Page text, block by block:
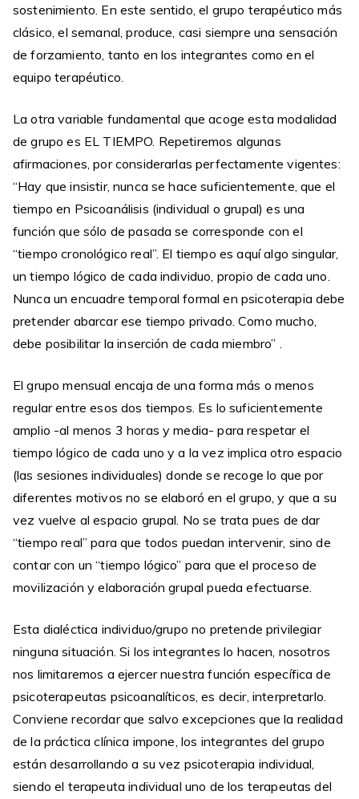
sostenimiento. En este sentido, el grupo terapéutico más
clásico, el semanal, produce, casi siempre una sensación
de forzamiento, tanto en los integrantes como en el
equipo terapéutico.
La otra variable fundamental que acoge esta modalidad
de grupo es EL TIEMPO. Repetiremos algunas
afirmaciones, por considerarlas perfectamente vigentes:
“Hay que insistir, nunca se hace suficientemente, que el
tiempo en Psicoanálisis (individual o grupal) es una
función que sólo de pasada se corresponde con el
“tiempo cronológico real”. El tiempo es aquí algo singular,
un tiempo lógico de cada individuo, propio de cada uno.
Nunca un encuadre temporal formal en psicoterapia debe
pretender abarcar ese tiempo privado. Como mucho,
debe posibilitar la inserción de cada miembro” .
El grupo mensual encaja de una forma más o menos
regular entre esos dos tiempos. Es lo suficientemente
amplio -al menos 3 horas y media- para respetar el
tiempo lógico de cada uno y a la vez implica otro espacio
(las sesiones individuales) donde se recoge lo que por
diferentes motivos no se elaboró en el grupo, y que a su
vez vuelve al espacio grupal. No se trata pues de dar
“tiempo real” para que todos puedan intervenir, sino de
contar con un “tiempo lógico” para que el proceso de
movilización y elaboración grupal pueda efectuarse.
Esta dialéctica individuo/grupo no pretende privilegiar
ninguna situación. Si los integrantes lo hacen, nosotros
nos limitaremos a ejercer nuestra función específica de
psicoterapeutas psicoanalíticos, es decir, interpretarlo.
Conviene recordar que salvo excepciones que la realidad
de la práctica clínica impone, los integrantes del grupo
están desarrollando a su vez psicoterapia individual,
siendo el terapeuta individual uno de los terapeutas del